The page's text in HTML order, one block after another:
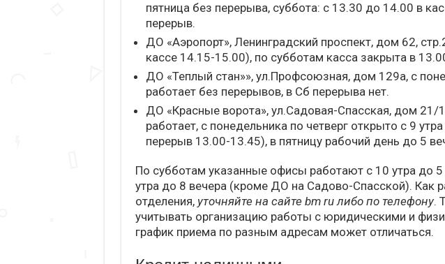
пятница без перерыва, суббота: с 13.30 до 14.00 в
перерыв.
ДО «Аэропорт», Ленинградский проспект, дом 62,
кассе 14.15-15.00), по субботам касса закрыта в
ДО «Теплый стан»», ул.Профсоюзная, дом 129а, с
работает без перерывов, в Сб перерыва нет.
ДО «Красные ворота», ул.Садовая-Спасская, дом 21/
работает, с понедельника по четверг открыто с 9
перерыв 13.00-13.45), в пятницу рабочий день до 5
По субботам указанные офисы работают с 10 утра до 5
утра до 8 вечера (кроме ДО на Садово-Спасской). Как
отделения, уточняйте на сайте bm ru либо по телефону.
учитывать организацию работы с юридическими и
график приема по разным адресам может отличаться.